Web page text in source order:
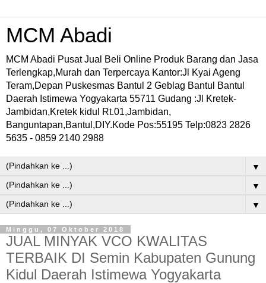
MCM Abadi
MCM Abadi Pusat Jual Beli Online Produk Barang dan Jasa
Terlengkap,Murah dan Terpercaya Kantor:Jl Kyai Ageng
Teram,Depan Puskesmas Bantul 2 Geblag Bantul Bantul
Daerah Istimewa Yogyakarta 55711 Gudang :Jl Kretek-
Jambidan,Kretek kidul Rt.01,Jambidan,
Banguntapan,Bantul,DIY.Kode Pos:55195 Telp:0823 2826
5635 - 0859 2140 2988
▼
▼
▼
Minggu, 07 Oktober 2018
JUAL MINYAK VCO KWALITAS
TERBAIK DI Semin Kabupaten Gunung
Kidul Daerah Istimewa Yogyakarta